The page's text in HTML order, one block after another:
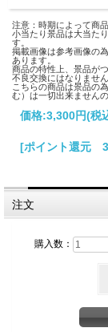
注意：時期によって商
小当たり景品は大当た
す。
掲載画像は参考画像の
あります。
商品の特性上、景品が
不良交換にはなりません
こちらの商品は景品の
む）は一切出来ません
価格:3,300円(税
[ポイント還元
注文
購入数：